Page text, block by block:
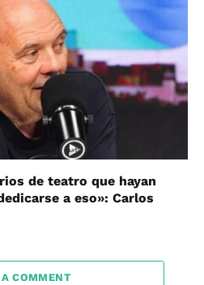
de teatro que hayan
a eso»: Carlos
COMMENT